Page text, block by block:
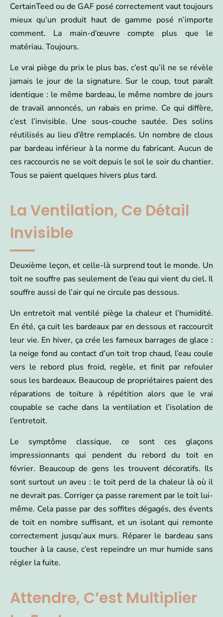
CertainTeed ou de GAF posé correctement vaut toujours
mieux qu’un produit haut de gamme posé n’importe
comment. La main-d’œuvre compte plus que le
matériau. Toujours.
Le vrai piège du prix le plus bas, c’est qu’il ne se révèle
jamais le jour de la signature. Sur le coup, tout paraît
identique : le même bardeau, le même nombre de jours
de travail annoncés, un rabais en prime. Ce qui diffère,
c’est l’invisible. Une sous-couche sautée. Des solins
réutilisés au lieu d’être remplacés. Un nombre de clous
par bardeau inférieur à la norme du fabricant. Aucun de
ces raccourcis ne se voit depuis le sol le soir du chantier.
Tous se paient quelques hivers plus tard.
La Ventilation, Ce Détail
Invisible
Deuxième leçon, et celle-là surprend tout le monde. Un
toit ne souffre pas seulement de l’eau qui vient du ciel. Il
souffre aussi de l’air qui ne circule pas dessous.
Un entretoit mal ventilé piège la chaleur et l’humidité.
En été, ça cuit les bardeaux par en dessous et raccourcit
leur vie. En hiver, ça crée les fameux barrages de glace :
la neige fond au contact d’un toit trop chaud, l’eau coule
vers le rebord plus froid, regèle, et finit par refouler
sous les bardeaux. Beaucoup de propriétaires paient des
réparations de toiture à répétition alors que le vrai
coupable se cache dans la ventilation et l’isolation de
l’entretoit.
Le symptôme classique, ce sont ces glaçons
impressionnants qui pendent du rebord du toit en
février. Beaucoup de gens les trouvent décoratifs. Ils
sont surtout un aveu : le toit perd de la chaleur là où il
ne devrait pas. Corriger ça passe rarement par le toit lui-
même. Cela passe par des soffites dégagés, des évents
de toit en nombre suffisant, et un isolant qui remonte
correctement jusqu’aux murs. Réparer le bardeau sans
toucher à la cause, c’est repeindre un mur humide sans
régler la fuite.
Attendre, C’est Multiplier